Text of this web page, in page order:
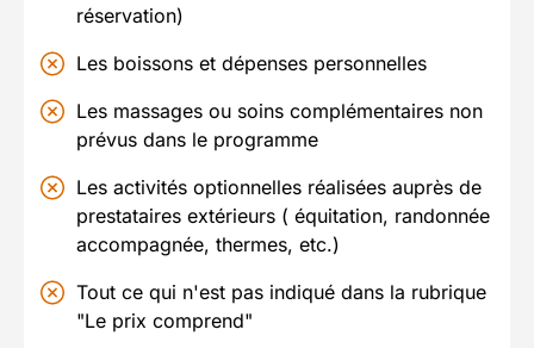
réservation)
Les boissons et dépenses personnelles
Les massages ou soins complémentaires non
prévus dans le programme
Les activités optionnelles réalisées auprès de
prestataires extérieurs ( équitation, randonnée
accompagnée, thermes, etc.)
Tout ce qui n'est pas indiqué dans la rubrique
"Le prix comprend"